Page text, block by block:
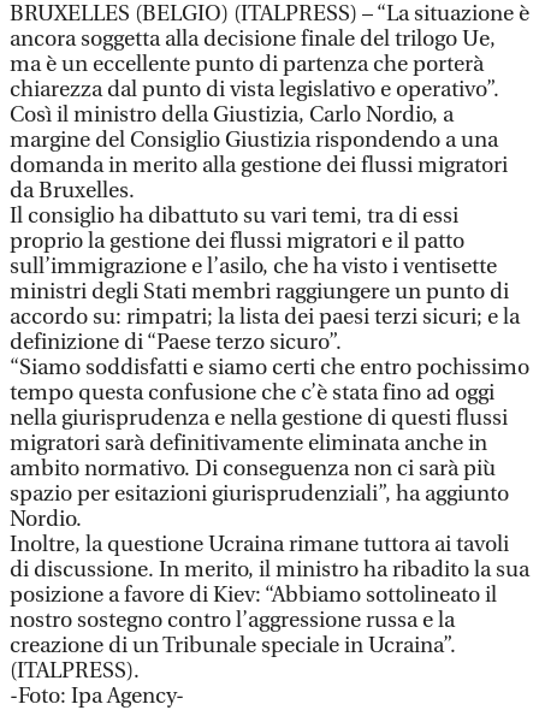
BRUXELLES (BELGIO) (ITALPRESS) – “La situazione è
ancora soggetta alla decisione finale del trilogo Ue,
ma è un eccellente punto di partenza che porterà
chiarezza dal punto di vista legislativo e operativo”.
Così il ministro della Giustizia, Carlo Nordio, a
margine del Consiglio Giustizia rispondendo a una
domanda in merito alla gestione dei flussi migratori
da Bruxelles.
Il consiglio ha dibattuto su vari temi, tra di essi
proprio la gestione dei flussi migratori e il patto
sull’immigrazione e l’asilo, che ha visto i ventisette
ministri degli Stati membri raggiungere un punto di
accordo su: rimpatri; la lista dei paesi terzi sicuri; e la
definizione di “Paese terzo sicuro”.
“Siamo soddisfatti e siamo certi che entro pochissimo
tempo questa confusione che c’è stata fino ad oggi
nella giurisprudenza e nella gestione di questi flussi
migratori sarà definitivamente eliminata anche in
ambito normativo. Di conseguenza non ci sarà più
spazio per esitazioni giurisprudenziali”, ha aggiunto
Nordio.
Inoltre, la questione Ucraina rimane tuttora ai tavoli
di discussione. In merito, il ministro ha ribadito la sua
posizione a favore di Kiev: “Abbiamo sottolineato il
nostro sostegno contro l’aggressione russa e la
creazione di un Tribunale speciale in Ucraina”.
(ITALPRESS).
-Foto: Ipa Agency-